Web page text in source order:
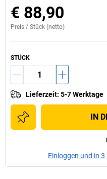
€ 88,90
Preis / Stück (netto)
STÜCK
Lieferzeit: 5-7 Werktage
IN
Einloggen und in